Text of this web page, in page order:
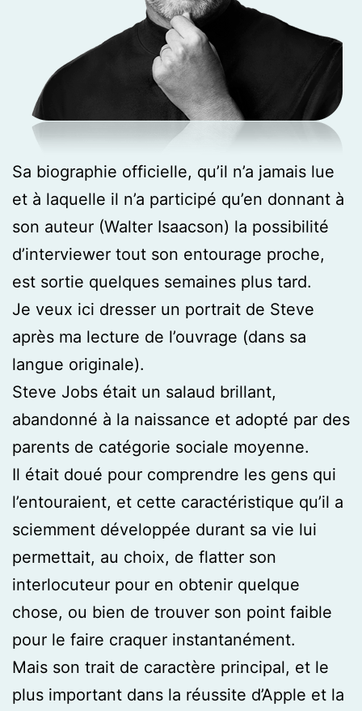
Sa biographie officielle, qu’il n’a jamais lue
et à laquelle il n’a participé qu’en donnant à
son auteur (Walter Isaacson) la possibilité
d’interviewer tout son entourage proche,
est sortie quelques semaines plus tard.
Je veux ici dresser un portrait de Steve
après ma lecture de l’ouvrage (dans sa
langue originale).
Steve Jobs était un salaud brillant,
abandonné à la naissance et adopté par des
parents de catégorie sociale moyenne.
Il était doué pour comprendre les gens qui
l’entouraient, et cette caractéristique qu’il a
sciemment développée durant sa vie lui
permettait, au choix, de flatter son
interlocuteur pour en obtenir quelque
chose, ou bien de trouver son point faible
pour le faire craquer instantanément.
Mais son trait de caractère principal, et le
plus important dans la réussite d’Apple et la